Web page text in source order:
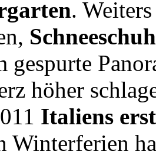
.
gespurte
höher
Italiens
Winterferien